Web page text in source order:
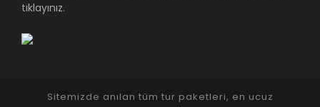
tıklayınız.
Sitemizde anılan tüm tur paketleri, en ucuz